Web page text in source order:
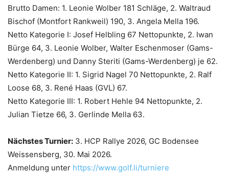
Brutto Damen: 1. Leonie Wolber 181 Schläge, 2. Waltraud
Bischof (Montfort Rankweil) 190, 3. Angela Mella 196.
Netto Kategorie I: Josef Helbling 67 Nettopunkte, 2. Iwan
Bürge 64, 3. Leonie Wolber, Walter Eschenmoser (Gams-
Werdenberg) und Danny Steriti (Gams-Werdenberg) je 62.
Netto Kategorie II: 1. Sigrid Nagel 70 Nettopunkte, 2. Ralf
Loose 68, 3. René Haas (GVL) 67.
Netto Kategorie III: 1. Robert Hehle 94 Nettopunkte, 2.
Julian Tietze 66, 3. Gerlinde Mella 63.
Nächstes Turnier: 3. HCP Rallye 2026, GC Bodensee
Weissensberg, 30. Mai 2026.
Anmeldung unter https://www.golf.li/turniere